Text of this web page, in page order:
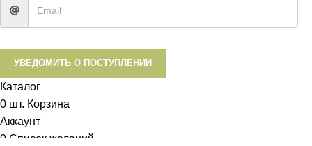
УВЕДОМИТЬ О ПОСТУПЛЕНИИ
Каталог
0 шт. Корзина
Аккаунт
0 Список желаний